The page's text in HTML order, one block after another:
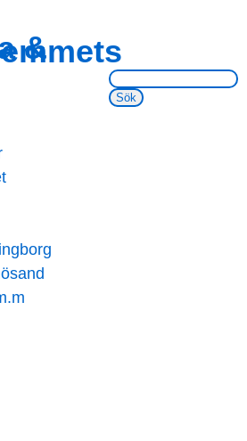
&
Sök på webbsidan: